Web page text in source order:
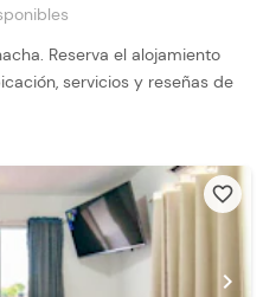
Reserva el alojamiento
servicios y reseñas de
favorite_border
chevron_right